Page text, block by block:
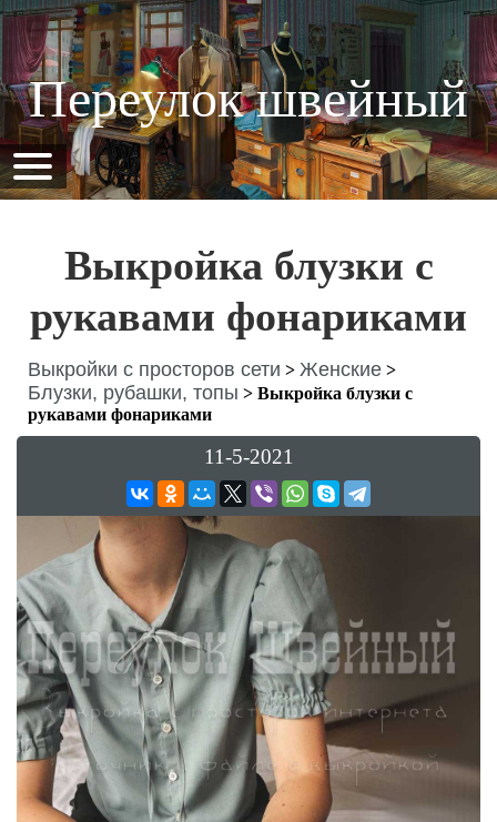
Переулок швейный
Выкройка блузки с
рукавами фонариками
Выкройки с просторов сети > Женские >
Блузки, рубашки, топы > Выкройка блузки с
рукавами фонариками
11-5-2021